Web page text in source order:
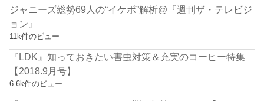
ジャニーズ総勢69人の“イケボ”解析@『週刊ザ・テレビジ
ョン』
11k件のビュー
『LDK』知っておきたい害虫対策＆充実のコーヒー特集
【2018.9月号】
6.6k件のビュー